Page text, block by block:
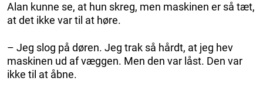
Alan kunne se, at hun skreg, men maskinen er så tæt,
at det ikke var til at høre.
– Jeg slog på døren. Jeg trak så hårdt, at jeg hev
maskinen ud af væggen. Men den var låst. Den var
ikke til at åbne.